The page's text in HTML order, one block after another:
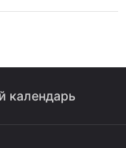
календарь